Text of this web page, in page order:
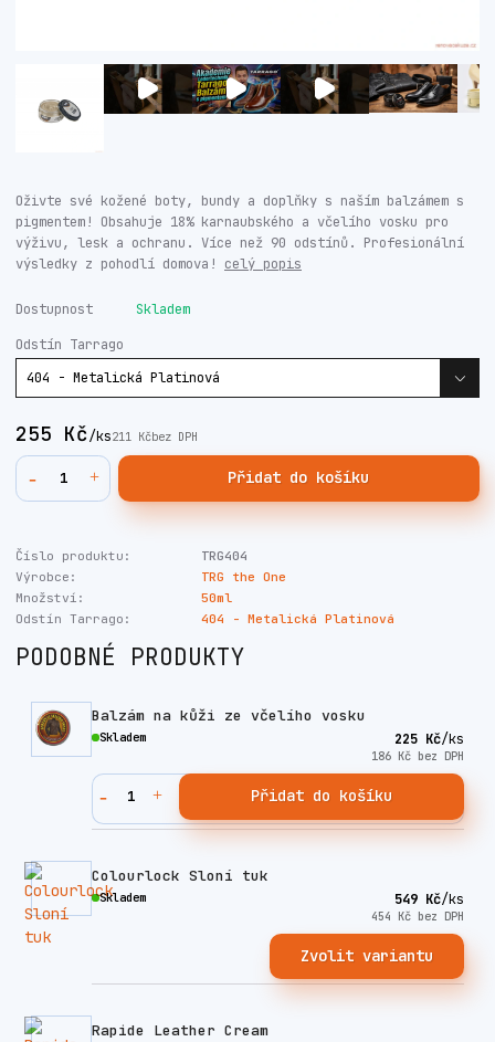
Oživte své kožené boty, bundy a doplňky s naším balzámem s
pigmentem! Obsahuje 18% karnaubského a včelího vosku pro
výživu, lesk a ochranu. Více než 90 odstínů. Profesionální
výsledky z pohodlí domova! celý popis
Dostupnost Skladem
Odstín Tarrago
255 Kč/ks211 Kčbez DPH
Přidat do košíku
Číslo produktu:
TRG404
Výrobce:
TRG the One
Množství:
50ml
Odstín Tarrago:
404 - Metalická Platinová
PODOBNÉ PRODUKTY
Balzám na kůži ze včelího vosku
225 Kč/ks
186 Kč bez DPH
Skladem
Přidat do košíku
Colourlock Sloní tuk
549 Kč/ks
454 Kč bez DPH
Skladem
Zvolit variantu
Rapide Leather Cream